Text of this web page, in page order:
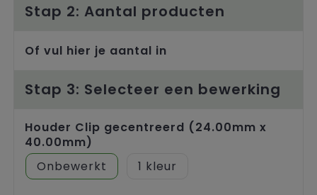
Stap 2: Aantal producten
Of vul hier je aantal in
Stap 3: Selecteer een bewerking
Houder Clip gecentreerd (24.00mm x
40.00mm)
Onbewerkt
1